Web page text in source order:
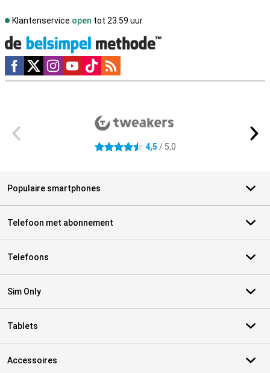
Klantenservice open tot 23.59 uur
Social media
4.5 sterren 4,5 / 5,0
Populaire smartphones
Telefoon met abonnement
Telefoons
Sim Only
Tablets
Accessoires